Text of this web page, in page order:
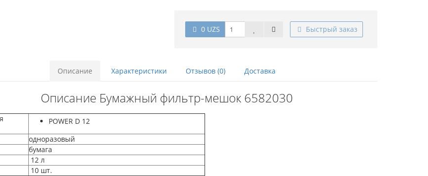
0 UZS Быстрый заказ
Описание Характеристики Отзывов (0) Доставка
Описание Бумажный фильтр-мешок 6582030
POWER D 12
одноразовый
бумага
12 л
10 шт.